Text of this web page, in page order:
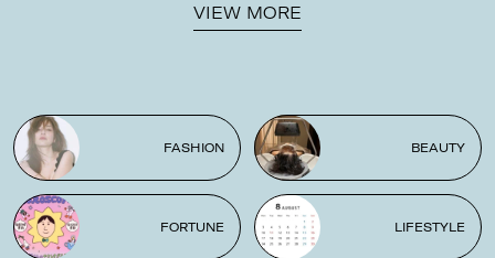
VIEW MORE
FASHION BEAUTY
FORTUNE LIFESTYLE